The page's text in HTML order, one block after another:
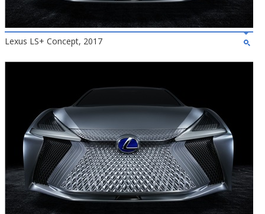
Lexus LS+ Concept, 2017